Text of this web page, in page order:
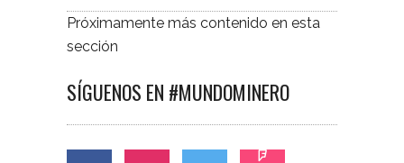
Próximamente más contenido en esta
sección
SÍGUENOS EN #MUNDOMINERO